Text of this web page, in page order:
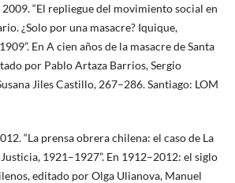
“El repliegue del movimiento social en
¿Solo por una masacre? Iquique,
En A cien años de la masacre de Santa
por Pablo Artaza Barrios, Sergio
Jiles Castillo, 267–286. Santiago: LOM
“La prensa obrera chilena: el caso de La
1921–1927”. En 1912–2012: el siglo
editado por Olga Ulianova, Manuel